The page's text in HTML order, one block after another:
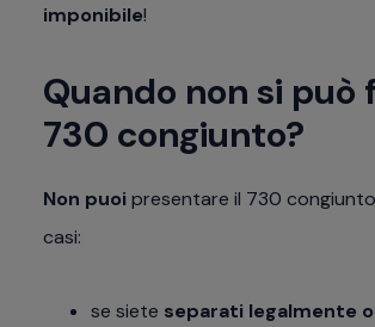
imponibile!
Quando non si può
730 congiunto?
Non puoi presentare il 730
casi:
se siete separati legalmente